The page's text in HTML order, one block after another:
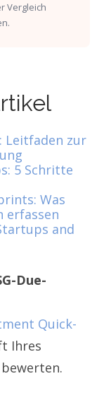
Vergleich
Leitfaden zur
5 Schritte
Was
erfassen
and
Due-
Quick-
Ihres